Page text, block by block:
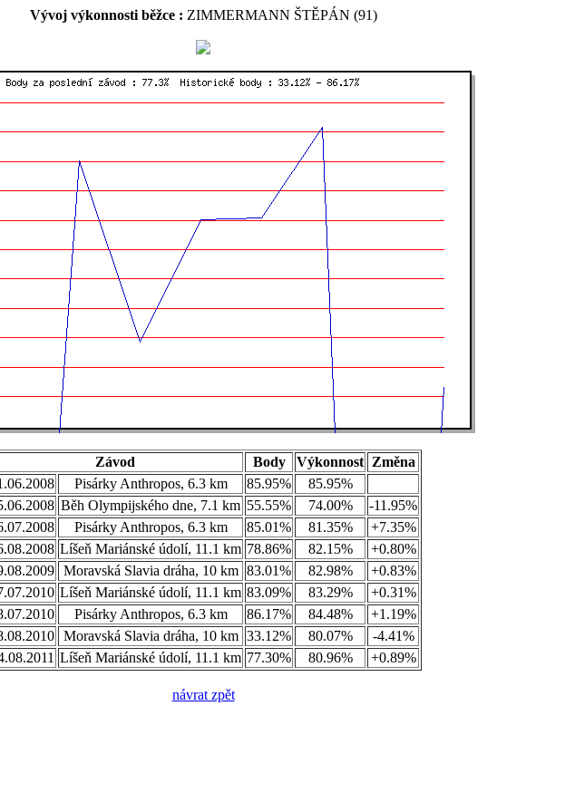
Vývoj výkonnosti běžce : ZIMMERMANN ŠTĚPÁN (91)
Závod Body Výkonnost Změna
Pisárky Anthropos, 6.3 km 85.95%
85.95%
Běh Olympijského dne, 7.1 km 55.55% 74.00%
-11.95%
Pisárky Anthropos, 6.3 km 85.01% 81.35%
+7.35%
Líšeň Mariánské údolí, 11.1 km 78.86% 82.15%
+0.80%
Moravská Slavia dráha, 10 km 83.01% 82.98%
+0.83%
Líšeň Mariánské údolí, 11.1 km 83.09% 83.29%
+0.31%
Pisárky Anthropos, 6.3 km 86.17% 84.48%
+1.19%
Moravská Slavia dráha, 10 km 33.12% 80.07%
-4.41%
Líšeň Mariánské údolí, 11.1 km 77.30% 80.96% +0.89%
návrat zpět